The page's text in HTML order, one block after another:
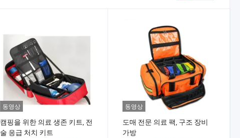
동영상
캠핑을 위한 의료 생존 키트, 전
술 응급 처치 키트
동영상
도매 전문 의료 팩, 구조 장비
가방